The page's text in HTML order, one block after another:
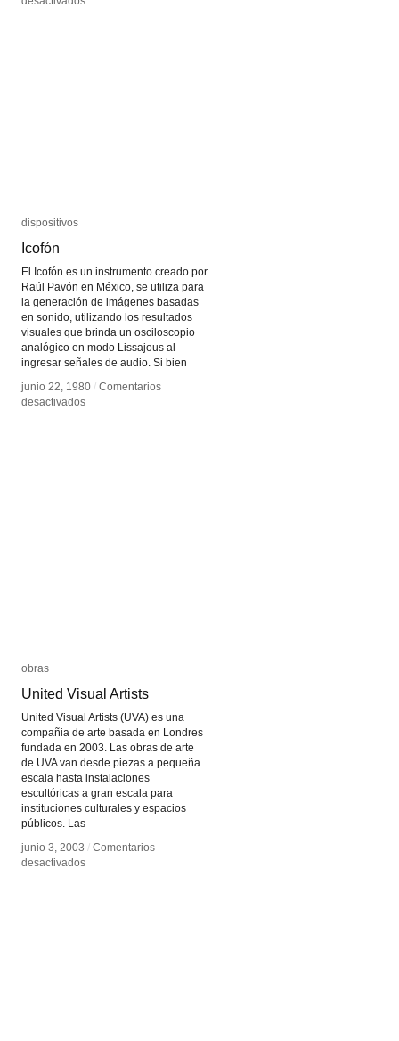
dispositivos
Icofón
El Icofón es un instrumento creado por
Raúl Pavón en México, se utiliza para
la generación de imágenes basadas
en sonido, utilizando los resultados
visuales que brinda un osciloscopio
analógico en modo Lissajous al
ingresar señales de audio. Si bien
junio 22, 1980 / Comentarios
desactivadosen
dispositivos
Icofón
junio 22, 1980 / Comentarios
desactivadosen
obras
United Visual Artists
United Visual Artists (UVA) es una
compañia de arte basada en Londres
fundada en 2003. Las obras de arte
de UVA van desde piezas a pequeña
escala hasta instalaciones
escultóricas a gran escala para
instituciones culturales y espacios
públicos. Las
junio 3, 2003 / Comentarios
desactivadosen
obras
United Visual Artists
junio 3, 2003 / Comentarios
desactivadosen